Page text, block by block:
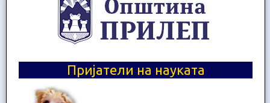
Пријатели на науката